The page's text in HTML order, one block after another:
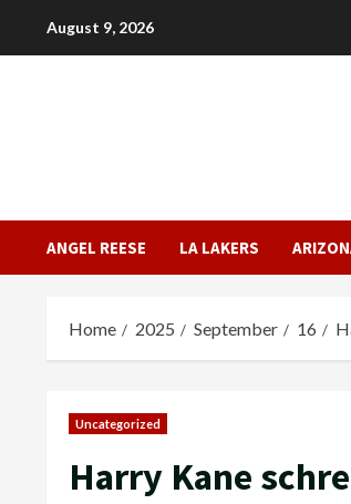
August 9, 2026
ANGEL REESE LA LAKERS
Home 2025 September 16
Uncategorized
Harry Kane